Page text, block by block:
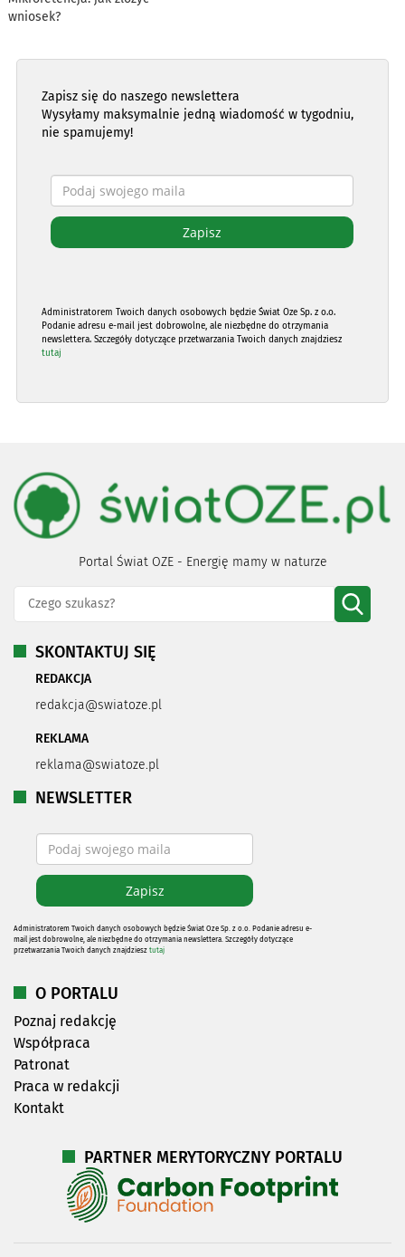
wniosek?
Zapisz się do naszego newslettera
Wysyłamy maksymalnie jedną wiadomość w tygodniu,
nie spamujemy!
Administratorem Twoich danych osobowych będzie Świat Oze Sp. z o.o.
Podanie adresu e-mail jest dobrowolne, ale niezbędne do otrzymania
newslettera. Szczegóły dotyczące przetwarzania Twoich danych znajdziesz
tutaj
Portal Świat OZE - Energię mamy w naturze
SKONTAKTUJ SIĘ
REDAKCJA
redakcja@swiatoze.pl
REKLAMA
reklama@swiatoze.pl
NEWSLETTER
Administratorem Twoich danych osobowych będzie Świat Oze Sp. z o.o. Podanie adresu e-
mail jest dobrowolne, ale niezbędne do otrzymania newslettera. Szczegóły dotyczące
przetwarzania Twoich danych znajdziesz tutaj
O PORTALU
Poznaj redakcję
Współpraca
Patronat
Praca w redakcji
Kontakt
PARTNER MERYTORYCZNY PORTALU